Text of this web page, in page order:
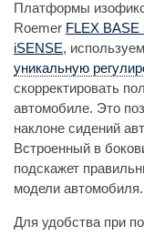
Платформы
Roemer FLEX BASE
iSENSE,
уникальную
скорректировать
автомобиле. Это
наклоне сидений
Встроенный в
подскажет
модели автомобиля.
Для удобства при